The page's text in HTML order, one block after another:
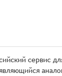
сервис